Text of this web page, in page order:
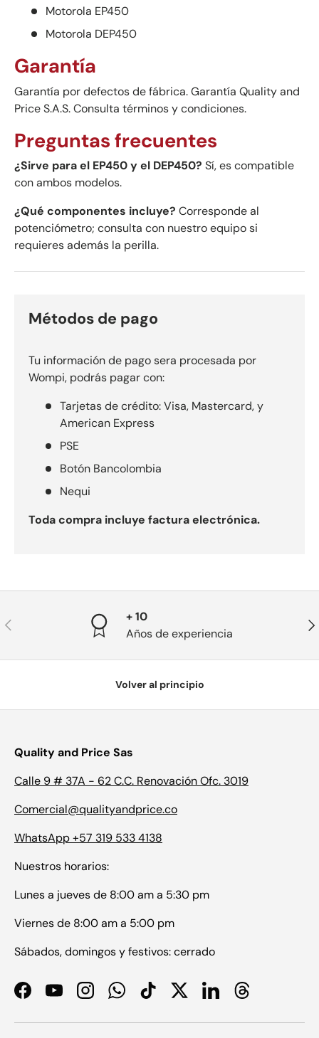
Motorola EP450
Motorola DEP450
Garantía
Garantía por defectos de fábrica. Garantía Quality and
Price S.A.S. Consulta términos y condiciones.
Preguntas frecuentes
¿Sirve para el EP450 y el DEP450? Sí, es compatible
con ambos modelos.
¿Qué componentes incluye? Corresponde al
potenciómetro; consulta con nuestro equipo si
requieres además la perilla.
Métodos de pago
Tu información de pago sera procesada por
Wompi, podrás pagar con:
Tarjetas de crédito: Visa, Mastercard, y
American Express
PSE
Botón Bancolombia
Nequi
Toda compra incluye factura electrónica.
Anterior
+ 10
Años de experiencia
Volver al principio
Quality and Price Sas
Calle 9 # 37A - 62 C.C. Renovación Ofc. 3019
Comercial@qualityandprice.co
WhatsApp +57 319 533 4138
Nuestros horarios:
Lunes a jueves de 8:00 am a 5:30 pm
Viernes de 8:00 am a 5:00 pm
Sábados, domingos y festivos: cerrado
FacebookYouTubeInstagramWhatsAppTikTokTwitterLinkedInThreads